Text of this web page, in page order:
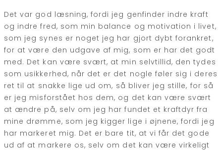
Det var god læsning, fordi jeg genfinder indre kraft
og indre fred, som min balance og motivation i livet,
som jeg synes er noget jeg har gjort dybt forankret,
for at være den udgave af mig, som er har det godt
med. Det kan være svært, at min selvtillid, den tydes
som usikkerhed, når det er det nogle føler sig i deres
ret til at snakke lige ud om, så bliver jeg stille, for så
er jeg misforstået hos dem, og det kan være svært
at ændre på, selv om jeg har fundet et kraftdyr fra
mine drømme, som jeg kigger lige i øjnene, fordi jeg
har markeret mig. Det er bare tit, at vi får det gode
ud af at markere os, selv om det kan være virkeligt